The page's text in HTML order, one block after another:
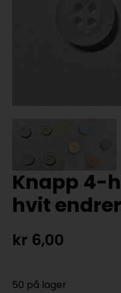
Knapp 4-
hvit
kr 6,00
50 på lager